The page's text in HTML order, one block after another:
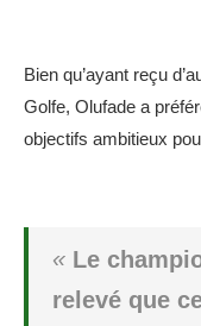
Bien qu’ayant reçu
Golfe, Olufade a
objectifs ambitieux
« Le
relevé que